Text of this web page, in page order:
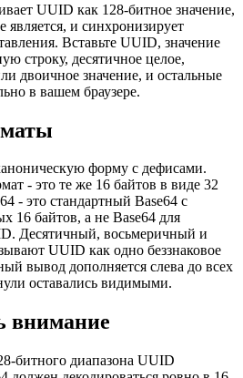
UUID как 128-битное значение,
и синхронизирует
Вставьте UUID, значение
строку, десятичное целое,
двоичное значение, и остальные
в вашем браузере.
форму с дефисами.
- это те же 16 байтов в виде 32
- это стандартный Base64 с
16 байтов, а не Base64 для
Десятичный, восьмеричный и
UUID как одно беззнаковое
вывод дополняется слева до всех
оставались видимыми.
внимание
битного диапазона UUID